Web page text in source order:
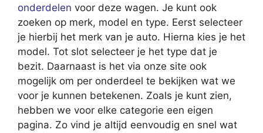
onderdelen voor deze wagen. Je kunt ook
zoeken op merk, model en type. Eerst selecteer
je hierbij het merk van je auto. Hierna kies je het
model. Tot slot selecteer je het type dat je
bezit. Daarnaast is het via onze site ook
mogelijk om per onderdeel te bekijken wat we
voor je kunnen betekenen. Zoals je kunt zien,
hebben we voor elke categorie een eigen
pagina. Zo vind je altijd eenvoudig en snel wat